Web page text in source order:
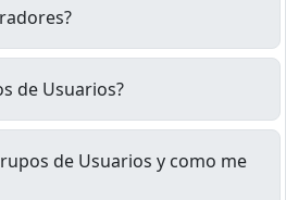
de Usuarios?
de Usuarios y como me